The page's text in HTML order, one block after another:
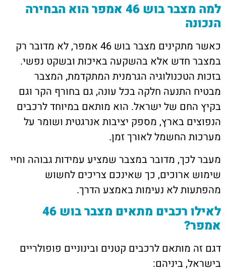
למה מצבר בוש 46 אמפר הוא הבחירה
הנכונה
כאשר מתקינים מצבר בוש 46 אמפר, לא מדובר רק
במצבר חדש אלא בהשקעה באיכות ובשקט נפשי.
בזכות הטכנולוגיה הגרמנית המתקדמת, המצבר
מבטיח התנעה חלקה בכל עונה, גם בחורף הקר וגם
בקיץ החם של ישראל. הוא מותאם במיוחד לרכבים
הנפוצים בארץ, מספק יציבות אנרגטית ושומר על
מערכות החשמל לאורך זמן.
מעבר לכך, מדובר במצבר שמציע עמידות גבוהה וחיי
שימוש ארוכים, כך שאינכם צריכים לחשוש
מהפתעות לא נעימות באמצע הדרך.
לאילו רכבים מתאים מצבר בוש 46
אמפר?
דגם זה מותאם לרכבים קטנים ובינוניים פופולריים
בישראל, ביניהם: